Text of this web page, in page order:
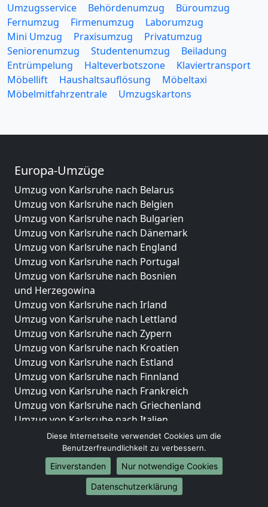
Umzugsservice Behördenumzug
Büroumzug
Fernumzug
Firmenumzug
Laborumzug
Mini Umzug
Praxisumzug
Privatumzug
Seniorenumzug
Studentenumzug
Beiladung
Entrümpelung
Halteverbotszone
Klaviertransport
Möbellift
Haushaltsauflösung
Möbeltaxi
Möbelmitfahrzentrale
Umzugskartons
Europa-Umzüge
Umzug von Karlsruhe nach Belarus
Umzug von Karlsruhe nach Belgien
Umzug von Karlsruhe nach Bulgarien
Umzug von Karlsruhe nach Dänemark
Umzug von Karlsruhe nach England
Umzug von Karlsruhe nach Portugal
Umzug von Karlsruhe nach Bosnien
und Herzegowina
Umzug von Karlsruhe nach Irland
Umzug von Karlsruhe nach Lettland
Umzug von Karlsruhe nach Zypern
Umzug von Karlsruhe nach Kroatien
Umzug von Karlsruhe nach Estland
Umzug von Karlsruhe nach Finnland
Umzug von Karlsruhe nach Frankreich
Umzug von Karlsruhe nach Griechenland
Umzug von Karlsruhe nach Italien
Umzug von Karlsruhe nach Liechtenstein
Umzug von Karlsruhe nach Luxemburg
Umzug von Karlsruhe nach Niederlande
Umzug von Karlsruhe nach Norwegen
Umzüge-Deutschlandweit
Diese Internetseite verwendet Cookies um die
Benutzerfreundlichkeit zu verbessern.
Einverstanden
Nur notwendige Cookies
Datenschutzerklärung